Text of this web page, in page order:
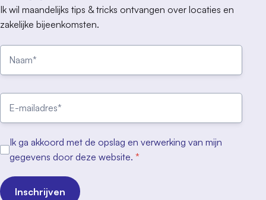
Ik wil maandelijks tips & tricks ontvangen over locaties en
zakelijke bijeenkomsten.
Ik ga akkoord met de opslag en verwerking van mijn
gegevens door deze website. *
Inschrijven